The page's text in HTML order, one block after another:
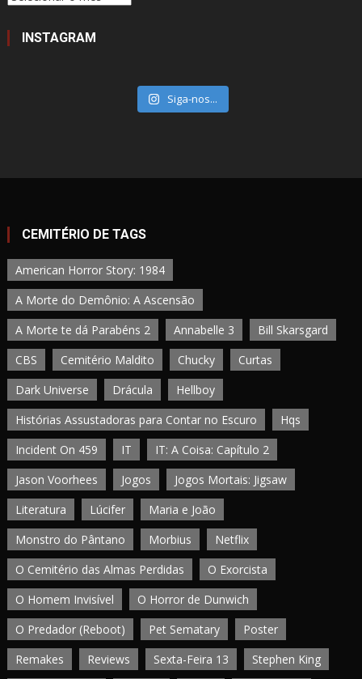
INSTAGRAM
Siga-nos...
CEMITÉRIO DE TAGS
American Horror Story: 1984
A Morte do Demônio: A Ascensão
A Morte te dá Parabéns 2
Annabelle 3
Bill Skarsgard
CBS
Cemitério Maldito Chucky
Curtas
Dark Universe
Drácula
Hellboy
Histórias Assustadoras para Contar no Escuro
Hqs
Incident On 459
IT
IT: A Coisa: Capítulo 2
Jason Voorhees
Jogos
Jogos Mortais: Jigsaw
Literatura
Lúcifer
Maria e João
Monstro do Pântano
Morbius
Netflix
O Cemitério das Almas Perdidas
O Exorcista
O Homem Invisível
O Horror de Dunwich
O Predador (Reboot)
Pet Sematary
Poster
Remakes
Reviews Sexta-Feira 13
Stephen King